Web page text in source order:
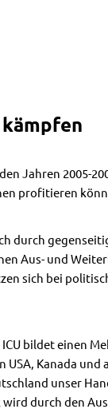
Jahren 2005-
profitieren
durch
Aus- und
sich bei
bildet einen
Kanada und
unser
durch den